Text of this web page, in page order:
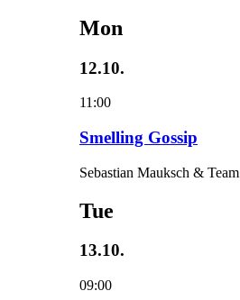
Mon
12.10.
11:00
Smelling Gossip
Sebastian Mauksch & Team
Tue
13.10.
09:00